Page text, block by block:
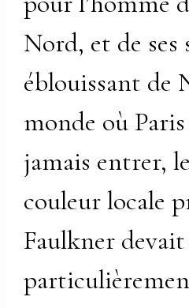
Nord, et de ses
éblouissant de
monde où
jamais entrer,
couleur locale
Faulkner